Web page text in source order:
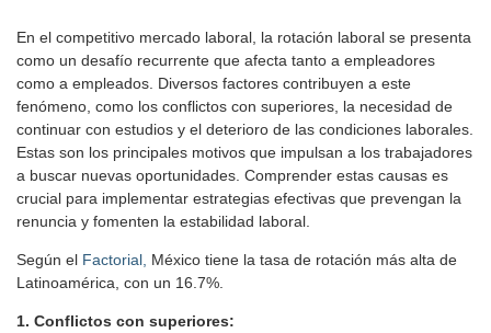
En el competitivo mercado laboral, la rotación laboral se presenta
como un desafío recurrente que afecta tanto a empleadores
como a empleados. Diversos factores contribuyen a este
fenómeno, como los conflictos con superiores, la necesidad de
continuar con estudios y el deterioro de las condiciones laborales.
Estas son los principales motivos que impulsan a los trabajadores
a buscar nuevas oportunidades. Comprender estas causas es
crucial para implementar estrategias efectivas que prevengan la
renuncia y fomenten la estabilidad laboral.
Según el Factorial, México tiene la tasa de rotación más alta de
Latinoamérica, con un 16.7%.
1. Conflictos con superiores: